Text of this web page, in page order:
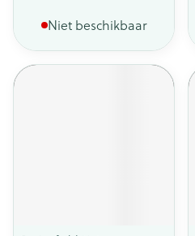
Niet beschikbaar